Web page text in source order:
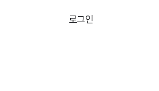
로그인